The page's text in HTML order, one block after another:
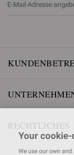
RECHTLICHES
Your
We use our own